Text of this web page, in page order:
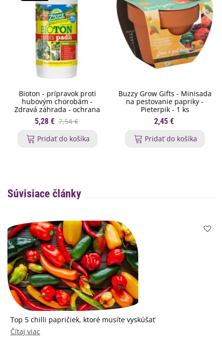
Bioton - prípravok proti
hubovým chorobám -
Zdravá záhrada - ochrana
rastlín - 200 ml
5,28 € 7,54 €
Pridať do košíka
Buzzy Grow Gifts - Minisada
na pestovanie papriky -
Pieterpik - 1 ks
2,45 €
Pridať do košíka
Súvisiace články
Top 5 chilli papričiek, ktoré musíte vyskúšať
Čítaj viac